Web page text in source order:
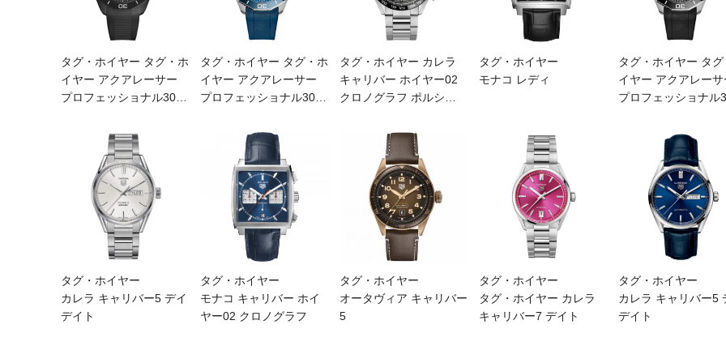
タグ・ホイヤー タグ・ホ
イヤー アクアレーサー
プロフェッショナル30…
タグ・ホイヤー タグ・ホ
イヤー アクアレーサー
プロフェッショナル30…
タグ・ホイヤー カレラ
キャリバー ホイヤー02
クロノグラフ ポルシ
タグ・ホイヤー
モナコ レディ
タグ・ホイヤー タグ
イヤー アクアレーサ
プロフェッショナル
タグ・ホイヤー
カレラ キャリバー5 デイ
デイト
タグ・ホイヤー
モナコ キャリバー ホイ
ヤー02 クロノグラフ
タグ・ホイヤー
オータヴィア キャリバー
5
タグ・ホイヤー
タグ・ホイヤー カレラ
キャリバー7 デイト
タグ・ホイヤー
カレラ キャリバー5
デイト